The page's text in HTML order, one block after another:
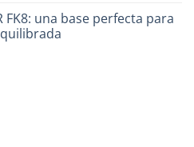
FK8: una base perfecta para